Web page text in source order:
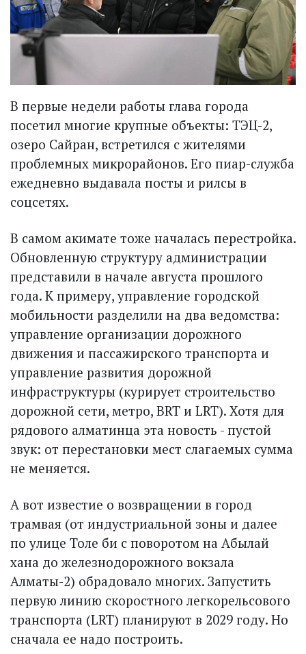
В первые недели работы глава города
посетил многие крупные объекты: ТЭЦ-2,
озеро Сайран, встретился с жителями
проблемных микрорайонов. Его пиар-служба
ежедневно выдавала посты и рилсы в
соцсетях.
В самом акимате тоже началась перестройка.
Обновленную структуру администрации
представили в начале августа прошлого
года. К примеру, управление городской
мобильности разделили на два ведомства:
управление организации дорожного
движения и пассажирского транспорта и
управление развития дорожной
инфраструктуры (курирует строительство
дорожной сети, метро, BRT и LRT). Хотя для
рядового алматинца эта новость - пустой
звук: от перестановки мест слагаемых сумма
не меняется.
А вот известие о возвращении в город
трамвая (от индустриальной зоны и далее
по улице Толе би с поворотом на Абылай
хана до железнодорожного вокзала
Алматы-2) обрадовало многих. Запустить
первую линию скоростного легкорельсового
транспорта (LRT) планируют в 2029 году. Но
сначала ее надо построить.